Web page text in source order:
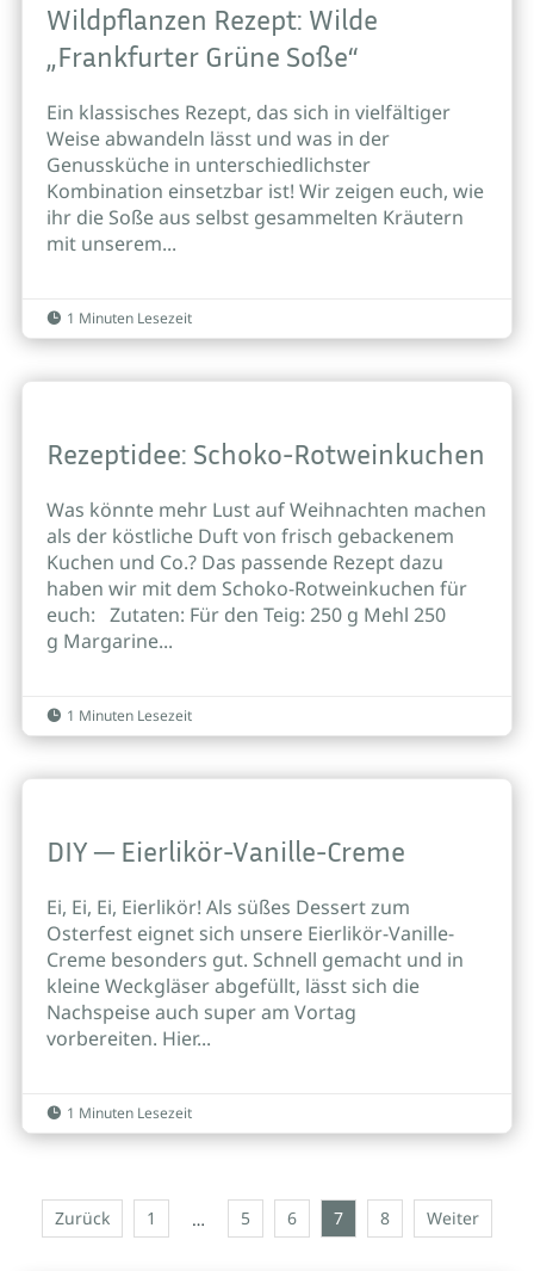
Wildpflanzen Rezept: Wilde
„Frankfurter Grüne Soße“
Ein klassisches Rezept, das sich in vielfältiger
Weise abwandeln lässt und was in der
Genussküche in unterschiedlichster
Kombination einsetzbar ist! Wir zeigen euch, wie
ihr die Soße aus selbst gesammelten Kräutern
mit unserem...
 1 Minuten Lesezeit
Rezeptidee: Schoko-Rotweinkuchen
Was könnte mehr Lust auf Weihnachten machen
als der köstliche Duft von frisch gebackenem
Kuchen und Co.? Das passende Rezept dazu
haben wir mit dem Schoko-Rotweinkuchen für
euch: Zutaten: Für den Teig: 250 g Mehl 250
g Margarine...
 1 Minuten Lesezeit
DIY ─ Eierlikör-Vanille-Creme
Ei, Ei, Ei, Eierlikör! Als süßes Dessert zum
Osterfest eignet sich unsere Eierlikör-Vanille-
Creme besonders gut. Schnell gemacht und in
kleine Weckgläser abgefüllt, lässt sich die
Nachspeise auch super am Vortag
vorbereiten. Hier...
 1 Minuten Lesezeit
Zurück 1 … 5 6 7 8 Weiter